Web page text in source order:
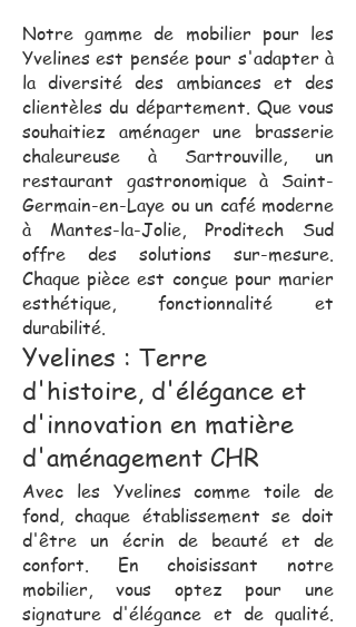
Notre gamme de mobilier pour les
Yvelines est pensée pour s'adapter à
la diversité des ambiances et des
clientèles du département. Que vous
souhaitiez aménager une brasserie
chaleureuse à Sartrouville, un
restaurant gastronomique à Saint-
Germain-en-Laye ou un café moderne
à Mantes-la-Jolie, Proditech Sud
offre des solutions sur-mesure.
Chaque pièce est conçue pour marier
esthétique, fonctionnalité et
durabilité.
Yvelines : Terre
d'histoire, d'élégance et
d'innovation en matière
d'aménagement CHR
Avec les Yvelines comme toile de
fond, chaque établissement se doit
d'être un écrin de beauté et de
confort. En choisissant notre
mobilier, vous optez pour une
signature d'élégance et de qualité.